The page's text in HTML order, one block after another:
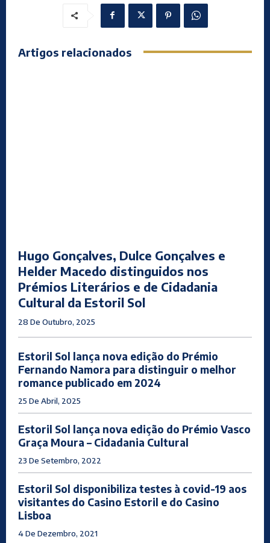
Artigos relacionados
Hugo Gonçalves, Dulce Gonçalves e
Helder Macedo distinguidos nos
Prémios Literários e de Cidadania
Cultural da Estoril Sol
28 De Outubro, 2025
Estoril Sol lança nova edição do Prémio
Fernando Namora para distinguir o melhor
romance publicado em 2024
25 De Abril, 2025
Estoril Sol lança nova edição do Prémio Vasco
Graça Moura – Cidadania Cultural
23 De Setembro, 2022
Estoril Sol disponibiliza testes à covid-19 aos
visitantes do Casino Estoril e do Casino
Lisboa
4 De Dezembro, 2021